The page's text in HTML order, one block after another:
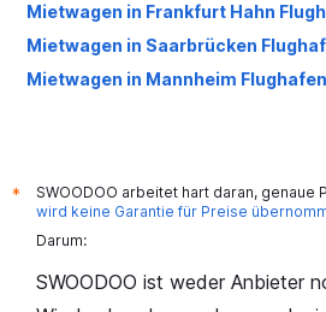
Mietwagen in Frankfurt Hahn
Mietwagen in Saarbrücken
Mietwagen in Mannheim Flughafen
*
SWOODOO arbeitet hart daran, genaue
wird keine Garantie für Preise
Darum:
SWOODOO ist weder Anbieter